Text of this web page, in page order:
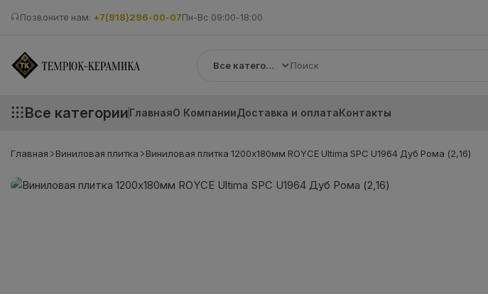
Позвоните нам: +7(918)296-00-07Пн-Вс 09:00-18:00
Все категории
Все категорииГлавнаяО КомпанииДоставка и оплатаКонтакты
Главная Виниловая плитка Виниловая плитка 1200x180мм ROYCE Ultima SPC U1964 Дуб Рома (2,16)